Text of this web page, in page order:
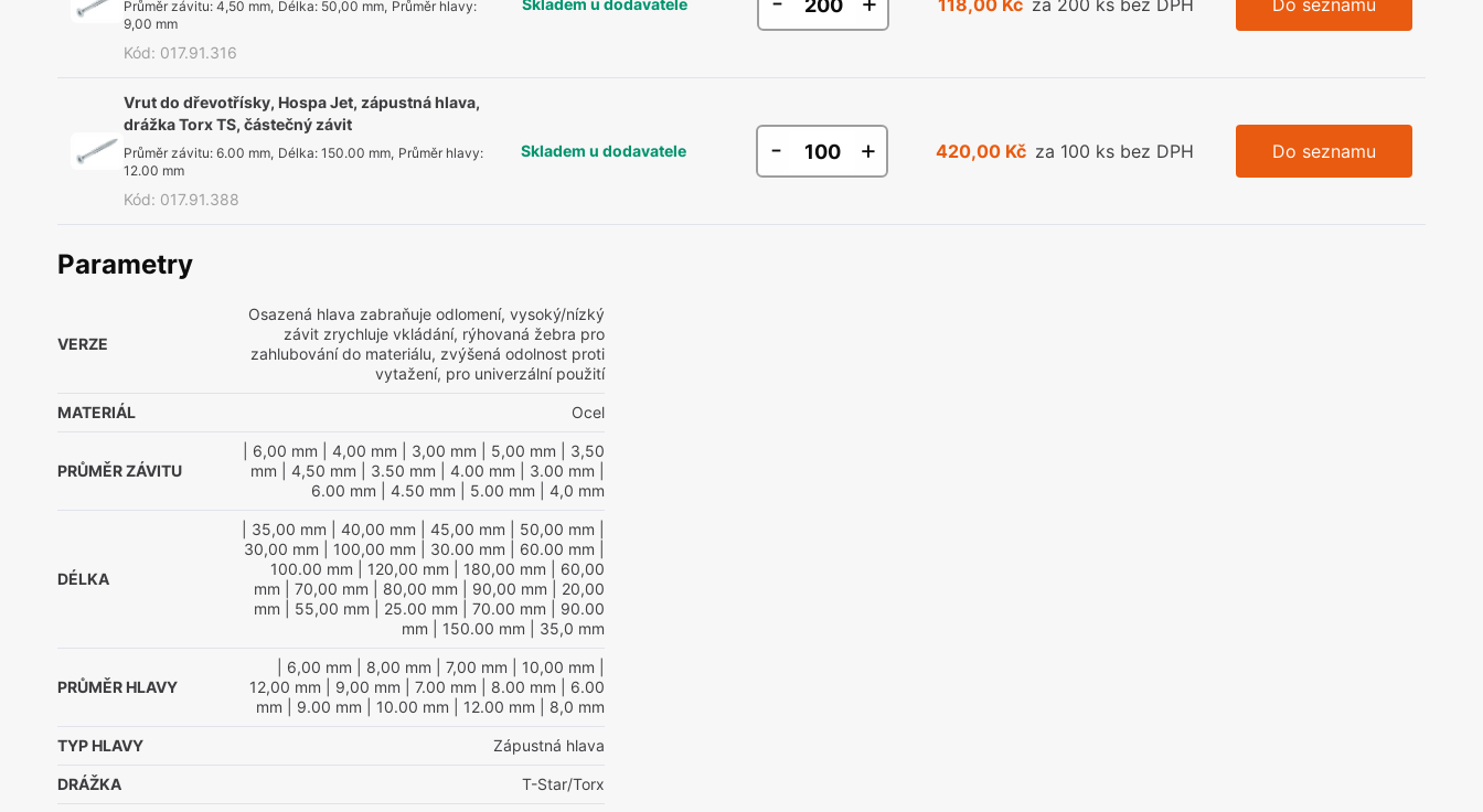
Průměr závitu: 4,50 mm, Délka: 50,00 mm, Průměr hlavy:
9,00 mm
Kód: 017.91.316
Skladem u dodavatele 118,00 Kč za 200 ks bez DPH Do seznamu
Vrut do dřevotřísky, Hospa Jet, zápustná hlava,
drážka Torx TS, částečný závit
Průměr závitu: 6.00 mm, Délka: 150.00 mm, Průměr hlavy:
12.00 mm
Kód: 017.91.388
Skladem u dodavatele - + 420,00 Kč za 100 ks bez DPH Do seznamu
Parametry
VERZE
Osazená hlava zabraňuje odlomení, vysoký/nízký
závit zrychluje vkládání, rýhovaná žebra pro
zahlubování do materiálu, zvýšená odolnost proti
vytažení, pro univerzální použití
MATERIÁL Ocel
PRŮMĚR ZÁVITU
| 6,00 mm | 4,00 mm | 3,00 mm | 5,00 mm | 3,50
mm | 4,50 mm | 3.50 mm | 4.00 mm | 3.00 mm
6.00 mm | 4.50 mm | 5.00 mm | 4,0 mm
DÉLKA
| 35,00 mm | 40,00 mm | 45,00 mm | 50,00 mm
30,00 mm | 100,00 mm | 30.00 mm | 60.00 mm
100.00 mm | 120,00 mm | 180,00 mm | 60,00
mm | 70,00 mm | 80,00 mm | 90,00 mm | 20,00
mm | 55,00 mm | 25.00 mm | 70.00 mm | 90.00
mm | 150.00 mm | 35,0 mm
PRŮMĚR HLAVY
| 6,00 mm | 8,00 mm | 7,00 mm | 10,00 mm
12,00 mm | 9,00 mm | 7.00 mm | 8.00 mm | 6.00
mm | 9.00 mm | 10.00 mm | 12.00 mm | 8,0 mm
TYP HLAVY Zápustná hlava
DRÁŽKA T-Star/Torx